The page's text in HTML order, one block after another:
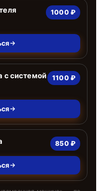
1000 ₽
с системой
1100 ₽
850 ₽